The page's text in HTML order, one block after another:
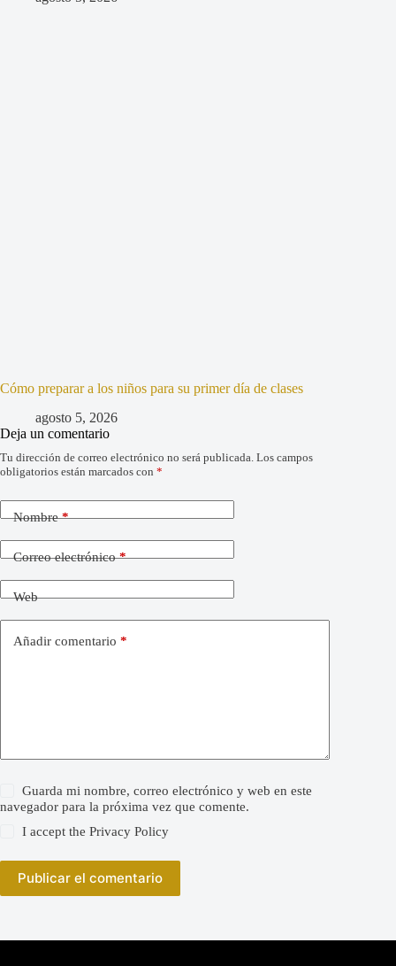
Cómo preparar a los niños para su primer día de clases
agosto 5, 2026
Deja un comentario
Tu dirección de correo electrónico no será publicada. Los campos
obligatorios están marcados con *
Nombre*
Correo electrónico*
Web
Añadir comentario *
Guarda mi nombre, correo electrónico y web en este
navegador para la próxima vez que comente.
I accept thePrivacy Policy
Publicar el comentario